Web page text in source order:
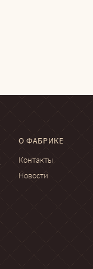
О ФАБРИКЕ
Контакты
Новости